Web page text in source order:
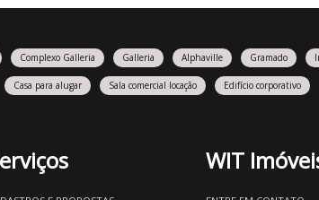
Complexo Galleria Galleria Alphaville Gramado
Casa para alugar Sala comercial locação Edifício corporativo
WIT